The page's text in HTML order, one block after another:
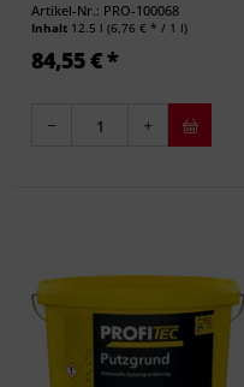
Artikel-Nr.: PRO-100068
Inhalt 12.5 l(6,76 € * / 1 l)
84,55 € *